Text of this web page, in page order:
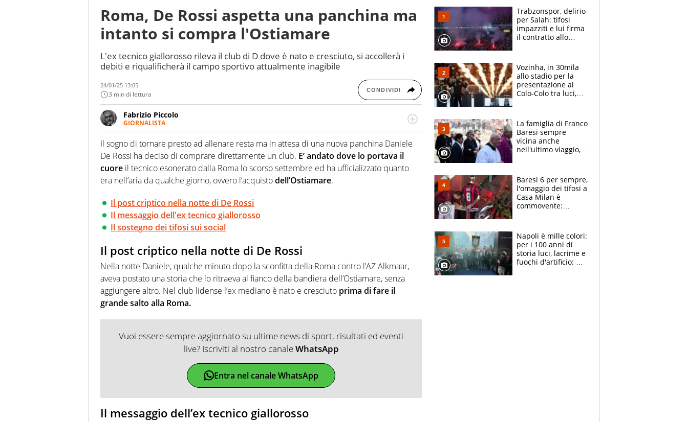
Roma, De Rossi aspetta una panchina ma
intanto si compra l'Ostiamare
L'ex tecnico giallorosso rileva il club di D dove è nato e cresciuto, si accollerà i
debiti e riqualificherà il campo sportivo attualmente inagibile
24/01/25 13:05
3 min di lettura CONDIVIDI
Fabrizio Piccolo
GIORNALISTA
Nella sua carriera ha seguito numerose manifestazioni sportive e collaborato con
agenzie e testate. Esperienza, competenza, conoscenza e memoria storica. Si occupa
prevalentemente di calcio
Il sogno di tornare presto ad allenare resta ma in attesa di una nuova panchina Daniele
De Rossi ha deciso di comprare direttamente un club. E’ andato dove lo portava il
cuore il tecnico esonerato dalla Roma lo scorso settembre ed ha ufficializzato quanto
era nell’aria da qualche giorno, ovvero l’acquistodell’Ostiamare.
Il post criptico nella notte di De Rossi
Il messaggio dell'ex tecnico giallorosso
Il sostegno dei tifosi sui social
Il post criptico nella notte di De Rossi
Nella notte Daniele, qualche minuto dopo la sconfitta della Roma contro l’AZ Alkmaar,
aveva postato una storia che lo ritraeva al fianco della bandiera dell’Ostiamare, senza
aggiungere altro. Nel club lidense l’ex mediano è nato e cresciuto prima di fare il
grande salto alla Roma.
Vuoi essere sempre aggiornato su ultime news di sport, risultati ed eventi
live? Iscriviti al nostro canaleWhatsApp
Entra nel canale WhatsApp
Il messaggio dell’ex tecnico giallorosso
Trabzonspor, delirio
per Salah: tifosi
impazziti e lui firma
il contratto allo
Vozinha, in 30mila
allo stadio per la
presentazione al
Colo-Colo tra luci,
La famiglia di Franco
Baresi sempre
vicina anche
nell'ultimo viaggio,
circondati
dall'affetto dei tifosi
Baresi 6 per sempre,
l'omaggio dei tifosi a
Casa Milan è
commovente:
bigliettini
Napoli è mille colori:
per i 100 anni di
storia luci, lacrime e
fuochi d'artificio: De